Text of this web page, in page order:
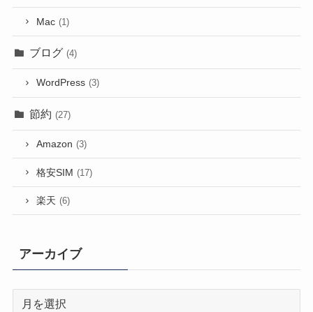
Mac (1)
ブログ (4)
WordPress (3)
節約 (27)
Amazon (3)
格安SIM (17)
楽天 (6)
アーカイブ